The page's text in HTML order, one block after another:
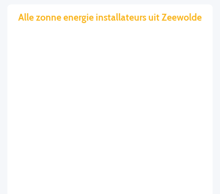
Alle zonne energie installateurs uit Zeewolde